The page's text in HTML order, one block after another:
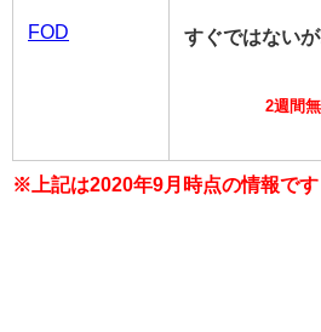
FOD すぐではない
2週間
※上記は2020年9月時点の情報です